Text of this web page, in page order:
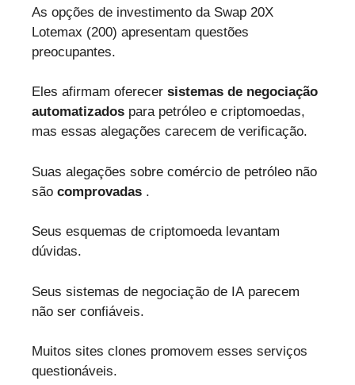
As opções de investimento da Swap 20X
Lotemax (200) apresentam questões
preocupantes.
Eles afirmam oferecer sistemas de negociação
automatizados para petróleo e criptomoedas,
mas essas alegações carecem de verificação.
Suas alegações sobre comércio de petróleo não
são comprovadas .
Seus esquemas de criptomoeda levantam
dúvidas.
Seus sistemas de negociação de IA parecem
não ser confiáveis.
Muitos sites clones promovem esses serviços
questionáveis.